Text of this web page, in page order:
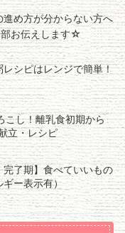
め方が分からない方へ
お伝えします☆
シピはレンジで簡単！
こし！離乳食初期から
立・レシピ
了期】食べていいもの
ー表示有）